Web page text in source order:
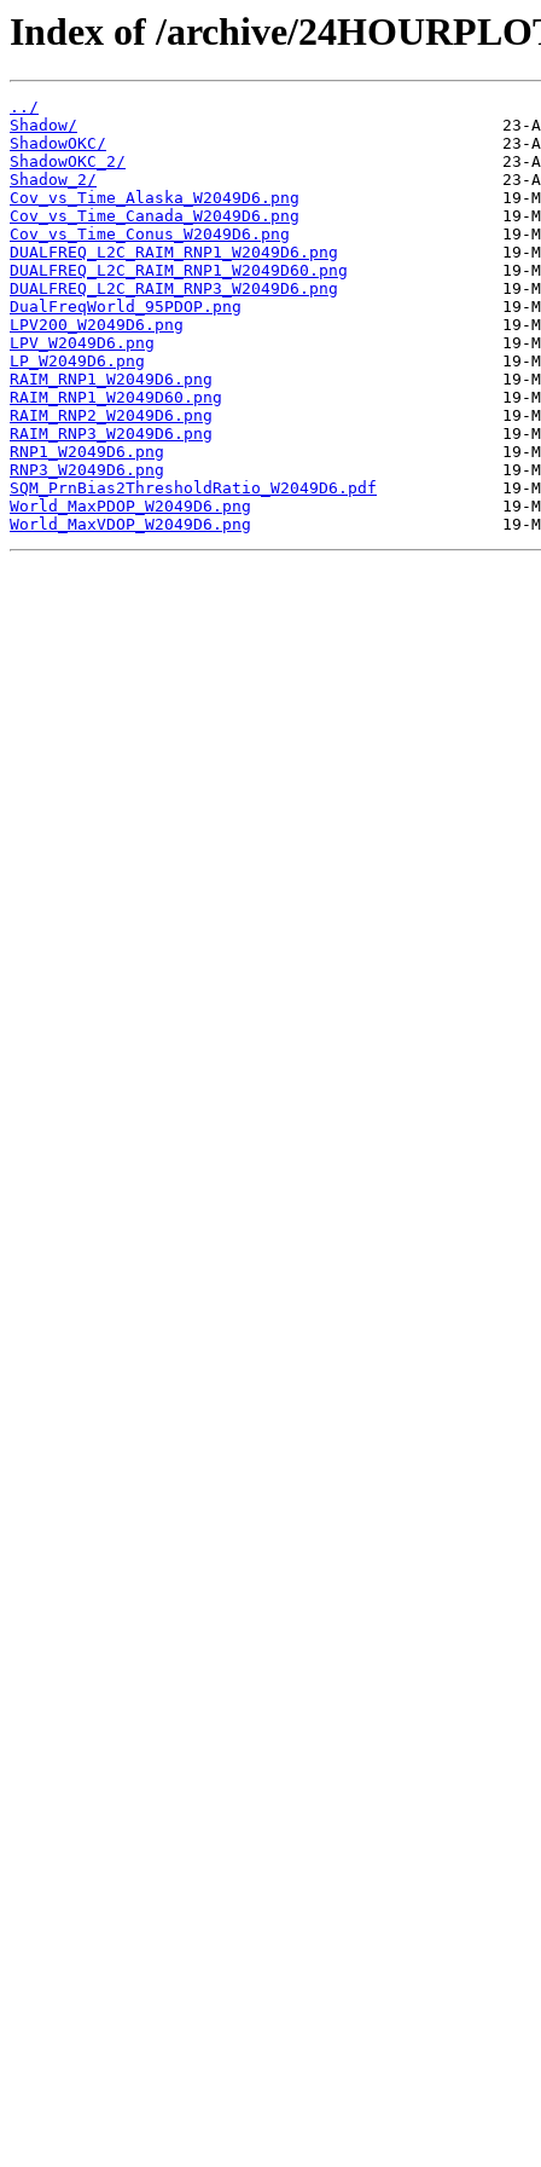
Index of /archive/
../
Shadow/
ShadowOKC/
ShadowOKC_2/
Shadow_2/
Cov_vs_Time_Alaska_W2049D6.png
Cov_vs_Time_Canada_W2049D6.png
Cov_vs_Time_Conus_W2049D6.png
DUALFREQ_L2C_RAIM_RNP1_W2049D6.png
DUALFREQ_L2C_RAIM_RNP1_W2049D60.png
DUALFREQ_L2C_RAIM_RNP3_W2049D6.png
DualFreqWorld_95PDOP.png
LPV200_W2049D6.png
LPV_W2049D6.png
LP_W2049D6.png
RAIM_RNP1_W2049D6.png
RAIM_RNP1_W2049D60.png
RAIM_RNP2_W2049D6.png
RAIM_RNP3_W2049D6.png
RNP1_W2049D6.png
RNP3_W2049D6.png
SQM_PrnBias2ThresholdRatio_W2049D6.pdf
World_MaxPDOP_W2049D6.png
World_MaxVDOP_W2049D6.png